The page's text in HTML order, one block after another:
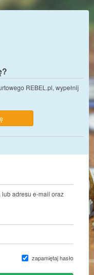
REBEL.pl, wypełnij
adresu e-mail oraz
zapamiętaj hasło